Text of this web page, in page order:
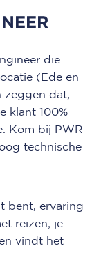
die
(Ede en
zeggen dat,
klant 100%
Kom bij PWR
technische
bent, ervaring
reizen; je
vindt het